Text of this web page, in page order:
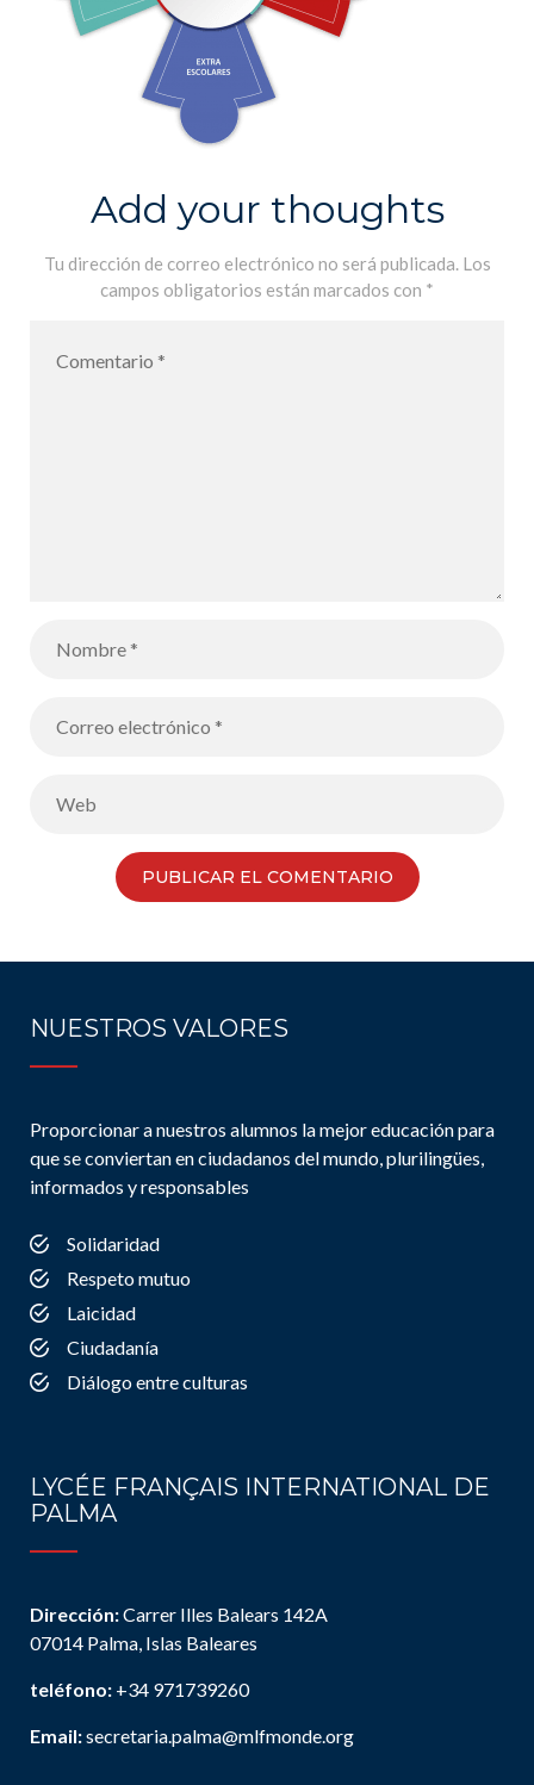
Add your thoughts
Tu dirección de correo electrónico no será publicada. Los
campos obligatorios están marcados con *
NUESTROS VALORES
Proporcionar a nuestros alumnos la mejor educación para
que se conviertan en ciudadanos del mundo, plurilingües,
informados y responsables
Solidaridad
Respeto mutuo
Laicidad
Ciudadanía
Diálogo entre culturas
LYCÉE FRANÇAIS INTERNATIONAL DE
PALMA
Dirección:Carrer Illes Balears 142A
07014 Palma, Islas Baleares
teléfono: +34 971739260
Email:secretaria.palma@mlfmonde.org